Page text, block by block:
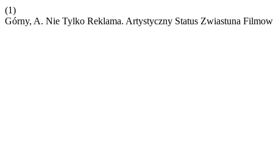
(1)
Górny, A. Nie Tylko Reklama. Artystyczny Status Zwiastuna